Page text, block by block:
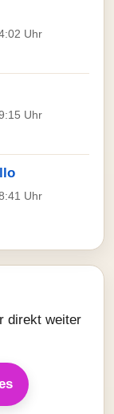
Uhr
Uhr
Uhr
direkt weiter